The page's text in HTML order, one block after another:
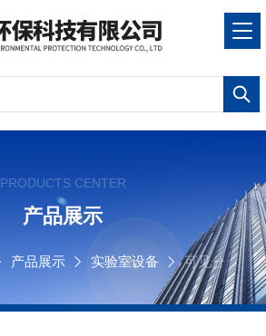
PRODUCTS CENTER
产品展示
产品展示 实验室设备
可见分